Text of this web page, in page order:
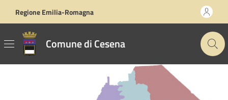
Regione Emilia-Romagna
Comune di Cesena